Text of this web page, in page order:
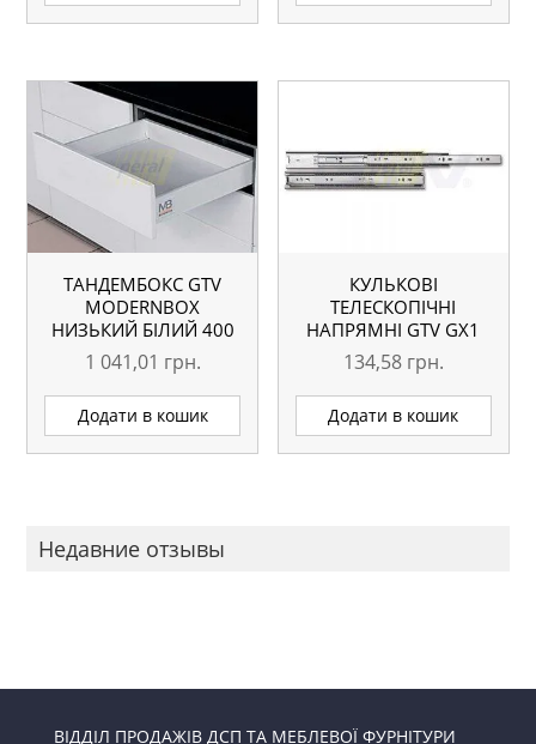
ТАНДЕМБОКС GTV
MODERNBOX
НИЗЬКИЙ БІЛИЙ 400
ММ
1 041,01 грн.
Додати в кошик
КУЛЬКОВІ
ТЕЛЕСКОПІЧНІ
НАПРЯМНІ GTV GX1
350 ММ
134,58 грн.
Додати в кошик
Недавние отзывы
ВІДДІЛ ПРОДАЖІВ ДСП ТА МЕБЛЕВОЇ ФУРНІТУРИ